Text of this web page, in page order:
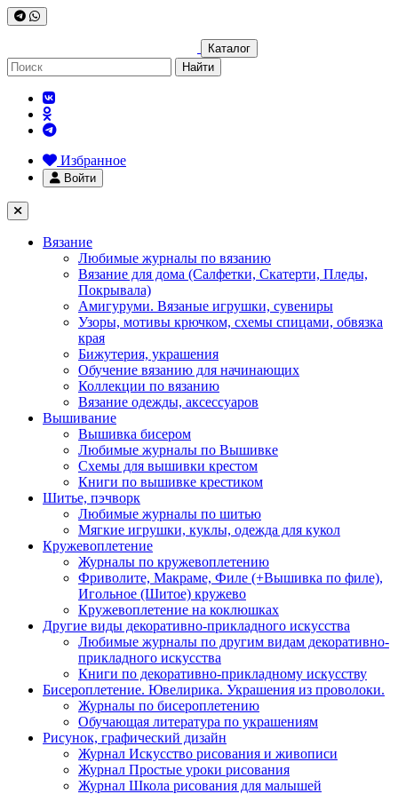
Каталог
Найти
Избранное
Войти
Вязание
Любимые журналы по вязанию
Вязание для дома (Салфетки, Скатерти, Пледы,
Покрывала)
Амигуруми. Вязаные игрушки, сувениры
Узоры, мотивы крючком, схемы спицами, обвязка
края
Бижутерия, украшения
Обучение вязанию для начинающих
Коллекции по вязанию
Вязание одежды, аксессуаров
Вышивание
Вышивка бисером
Любимые журналы по Вышивке
Схемы для вышивки крестом
Книги по вышивке крестиком
Шитье, пэчворк
Любимые журналы по шитью
Мягкие игрушки, куклы, одежда для кукол
Кружевоплетение
Журналы по кружевоплетению
Фриволите, Макраме, Филе (+Вышивка по филе),
Игольное (Шитое) кружево
Кружевоплетение на коклюшках
Другие виды декоративно-прикладного искусства
Любимые журналы по другим видам декоративно-
прикладного искусства
Книги по декоративно-прикладному искусству
Бисероплетение. Ювелирика. Украшения из проволоки.
Журналы по бисероплетению
Обучающая литература по украшениям
Рисунок, графический дизайн
Журнал Искусство рисования и живописи
Журнал Простые уроки рисования
Журнал Школа рисования для малышей